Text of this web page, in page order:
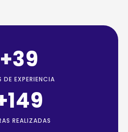
+39
DE EXPERIENCIA
174
REALIZADAS